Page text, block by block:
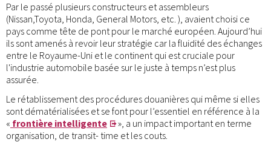
Par le passé plusieurs constructeurs et assembleurs
(Nissan,Toyota, Honda, General Motors, etc. ), avaient choisi ce
pays comme tête de pont pour le marché européen. Aujourd’hui
ils sont amenés à revoir leur stratégie car la fluidité des échanges
entre le Royaume-Uni et le continent qui est cruciale pour
l'industrie automobile basée sur le juste à temps n’est plus
assurée.
Le rétablissement des procédures douanières qui même si elles
sont dématérialisées et se font pour l’essentiel en référence à la
« frontière intelligente
», a un impact important en terme
organisation, de transit- time et les couts.